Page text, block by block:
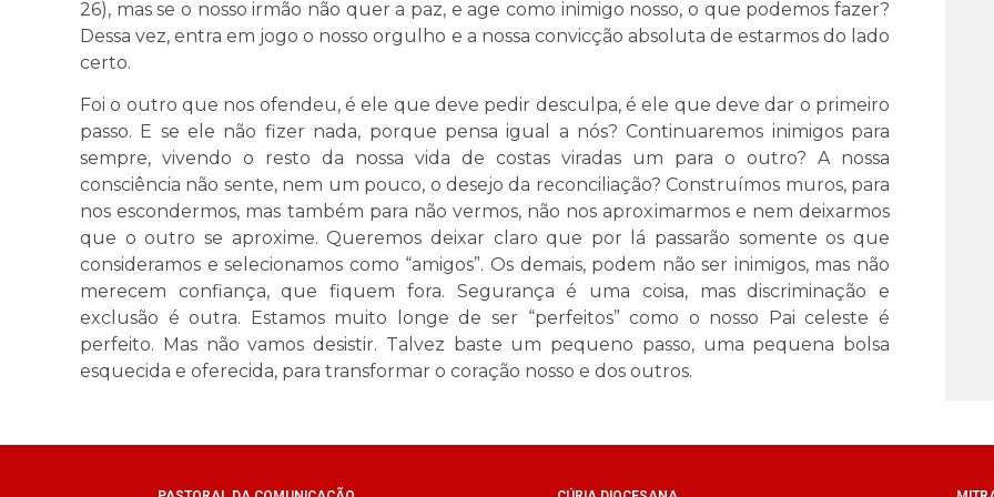
26), mas se o nosso irmão não quer a paz, e age como inimigo nosso, o que podemos fazer?
Dessa vez, entra em jogo o nosso orgulho e a nossa convicção absoluta de estarmos do lado
certo.
Foi o outro que nos ofendeu, é ele que deve pedir desculpa, é ele que deve dar o primeiro
passo. E se ele não fizer nada, porque pensa igual a nós? Continuaremos inimigos para
sempre, vivendo o resto da nossa vida de costas viradas um para o outro? A nossa
consciência não sente, nem um pouco, o desejo da reconciliação? Construímos muros, para
nos escondermos, mas também para não vermos, não nos aproximarmos e nem deixarmos
que o outro se aproxime. Queremos deixar claro que por lá passarão somente os que
consideramos e selecionamos como “amigos”. Os demais, podem não ser inimigos, mas não
merecem confiança, que fiquem fora. Segurança é uma coisa, mas discriminação e
exclusão é outra. Estamos muito longe de ser “perfeitos” como o nosso Pai celeste é
perfeito. Mas não vamos desistir. Talvez baste um pequeno passo, uma pequena bolsa
esquecida e oferecida, para transformar o coração nosso e dos outros.